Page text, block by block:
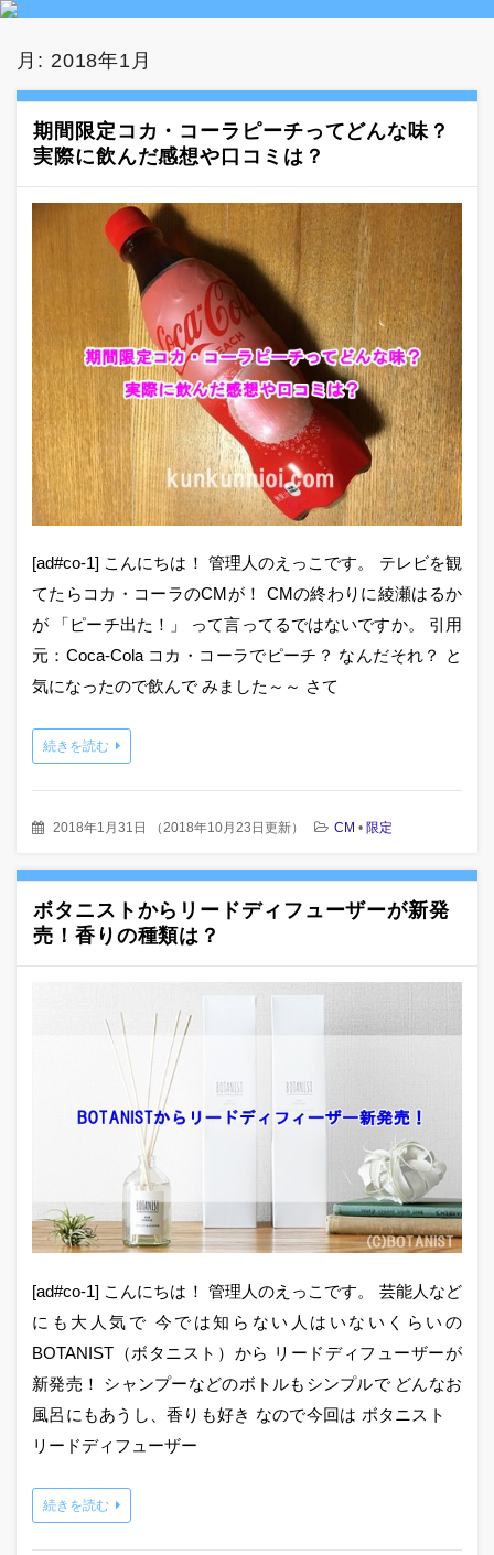
月: 2018年1月
期間限定コカ・コーラピーチってどんな味？
実際に飲んだ感想や口コミは？
[ad#co-1] こんにちは！ 管理人のえっこです。 テレビを観
てたらコカ・コーラのCMが！ CMの終わりに綾瀬はるか
が 「ピーチ出た！」 って言ってるではないですか。 引用
元：Coca-Cola コカ・コーラでピーチ？ なんだそれ？ と
気になったので飲んで みました～～ さて
続きを読む
2018年1月31日 （ 2018年10月23日更新） CM • 限定
ボタニストからリードディフューザーが新発
売！香りの種類は？
[ad#co-1] こんにちは！ 管理人のえっこです。 芸能人など
にも大人気で 今では知らない人はいないくらいの
BOTANIST（ボタニスト）から リードディフューザーが
新発売！ シャンプーなどのボトルもシンプルで どんなお
風呂にもあうし、香りも好き なので今回は ボタニスト
リードディフューザー
続きを読む